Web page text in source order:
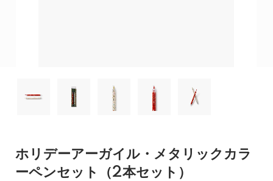
ホリデーアーガイル・メタリックカラ
ーペンセット（2本セット）